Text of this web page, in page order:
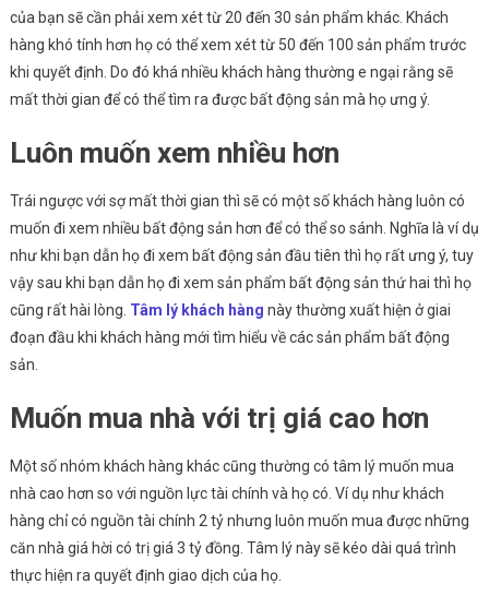
của bạn sẽ cần phải xem xét từ 20 đến 30 sản phẩm khác. Khách
hàng khó tính hơn họ có thể xem xét từ 50 đến 100 sản phẩm trước
khi quyết định. Do đó khá nhiều khách hàng thường e ngại rằng sẽ
mất thời gian để có thể tìm ra được bất động sản mà họ ưng ý.
Luôn muốn xem nhiều hơn
Trái ngược với sợ mất thời gian thì sẽ có một số khách hàng luôn có
muốn đi xem nhiều bất động sản hơn để có thể so sánh. Nghĩa là ví dụ
như khi bạn dẫn họ đi xem bất động sản đầu tiên thì họ rất ưng ý, tuy
vậy sau khi bạn dẫn họ đi xem sản phẩm bất động sản thứ hai thì họ
cũng rất hài lòng. Tâm lý khách hàng này thường xuất hiện ở giai
đoạn đầu khi khách hàng mới tìm hiểu về các sản phẩm bất động
sản.
Muốn mua nhà với trị giá cao hơn
Một số nhóm khách hàng khác cũng thường có tâm lý muốn mua
nhà cao hơn so với nguồn lực tài chính và họ có. Ví dụ như khách
hàng chỉ có nguồn tài chính 2 tỷ nhưng luôn muốn mua được những
căn nhà giá hời có trị giá 3 tỷ đồng. Tâm lý này sẽ kéo dài quá trình
thực hiện ra quyết định giao dịch của họ.